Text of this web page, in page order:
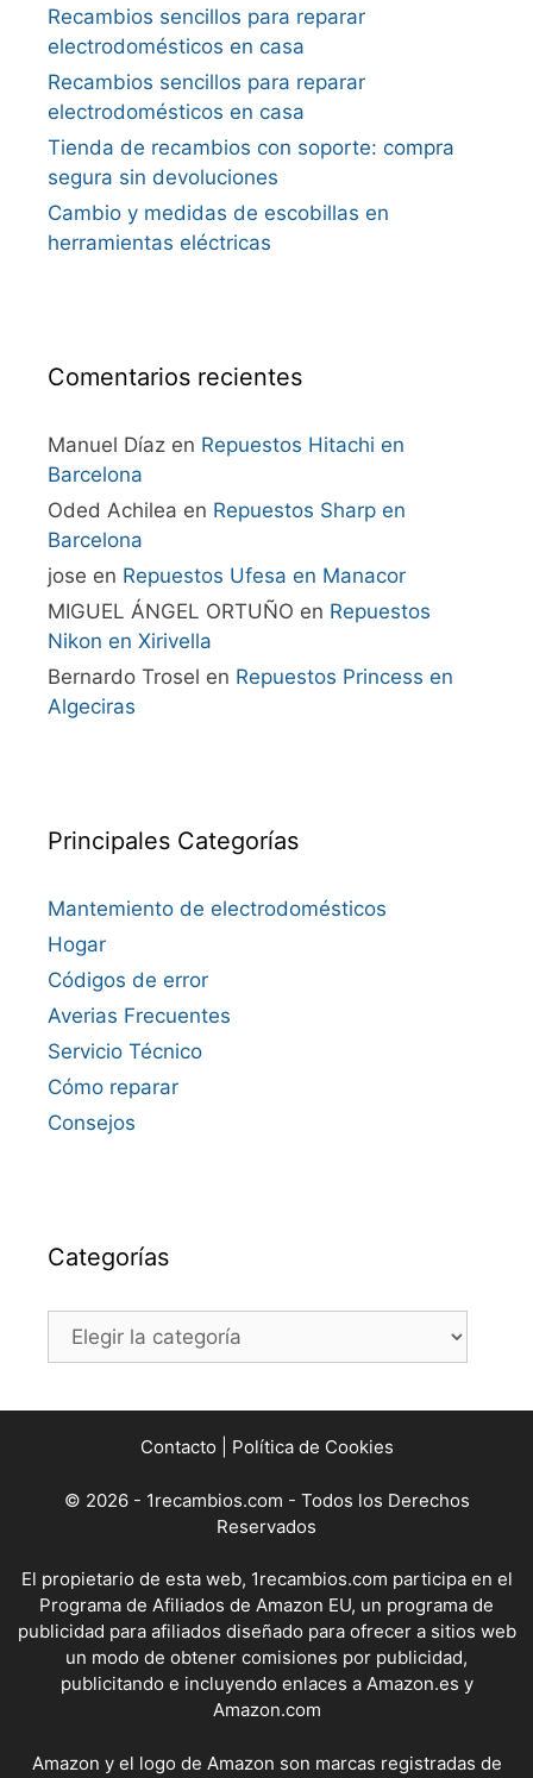
Recambios sencillos para reparar
electrodomésticos en casa
Recambios sencillos para reparar
electrodomésticos en casa
Tienda de recambios con soporte: compra
segura sin devoluciones
Cambio y medidas de escobillas en
herramientas eléctricas
Comentarios recientes
Manuel Díaz en Repuestos Hitachi en
Barcelona
Oded Achilea en Repuestos Sharp en
Barcelona
jose en Repuestos Ufesa en Manacor
MIGUEL ÁNGEL ORTUÑO en Repuestos
Nikon en Xirivella
Bernardo Trosel en Repuestos Princess en
Algeciras
Principales Categorías
Mantemiento de electrodomésticos
Hogar
Códigos de error
Averias Frecuentes
Servicio Técnico
Cómo reparar
Consejos
Categorías
Categorías
Contacto Política de Cookies
© 2026 - 1recambios.com - Todos los Derechos
Reservados
El propietario de esta web, 1recambios.com participa en el
Programa de Afiliados de Amazon EU, un programa de
publicidad para afiliados diseñado para ofrecer a sitios web
un modo de obtener comisiones por publicidad,
publicitando e incluyendo enlaces a Amazon.es y
Amazon.com
Amazon y el logo de Amazon son marcas registradas de